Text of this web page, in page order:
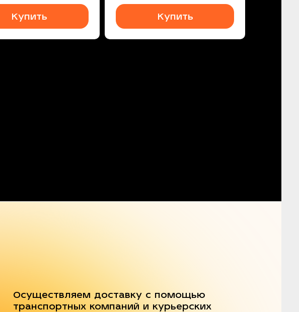
Купить Купить
Осуществляем доставку с помощью
транспортных компаний и курьерских